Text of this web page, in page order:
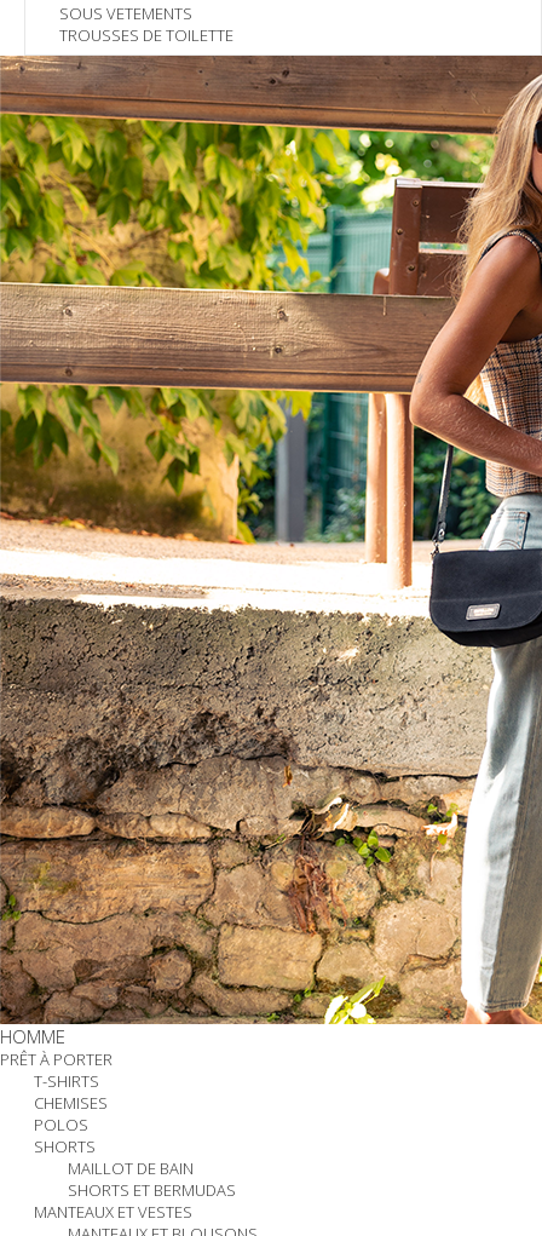
SOUS VETEMENTS
TROUSSES DE TOILETTE
HOMME
PRÊT À PORTER
T-SHIRTS
CHEMISES
POLOS
SHORTS
MAILLOT DE BAIN
SHORTS ET BERMUDAS
MANTEAUX ET VESTES